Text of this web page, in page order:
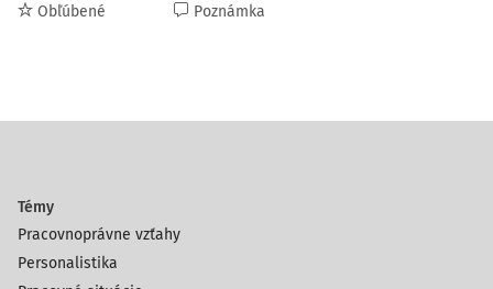
Obľúbené Poznámka
Témy
Pracovnoprávne vzťahy
Personalistika